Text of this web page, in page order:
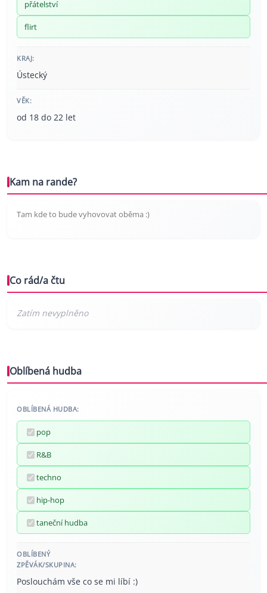
přátelství
flirt
KRAJ:
Ústecký
VĚK:
od 18 do 22 let
Kam na rande?
Tam kde to bude vyhovovat oběma :)
Co rád/a čtu
Oblíbená hudba
OBLÍBENÁ HUDBA:
pop
R&B
techno
hip-hop
taneční hudba
OBLÍBENÝ
ZPĚVÁK/SKUPINA:
Poslouchám vše co se mi líbí :)